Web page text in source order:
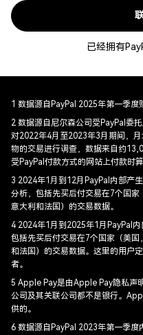
已经拥有
1 数据源自PayPal 2025年第一季度
2 数据源自尼尔森公司受PayPal委
对2022年4月至2023年3月期间，
物的交易进行调查，数据来自约
受PayPal付款方式的网站上付款时算
3 2024年1月到12月PayPal内部产
分析，包括先买后付交易在7个国家
意大利和法国）的交易数据。​
4 2024年1月到2025年1月PayPal内
包括先买后付交易在7个国家（美国
和法国）的交易数据。​这里的用户
者。
5 Apple Pay是由Apple Pay隐私声
公司及其关联公司都不是银行。
供的。
6 数据源自PayPal 2023年第一季度